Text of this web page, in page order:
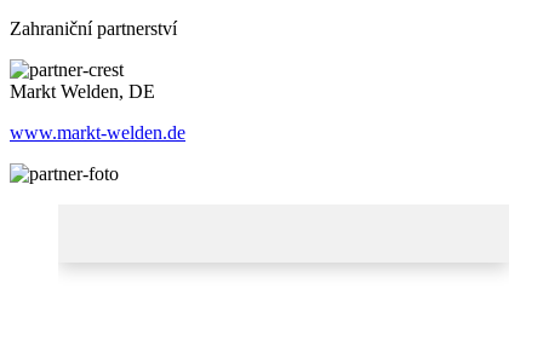
Zahraniční partnerství
Markt Welden, DE
www.markt-welden.de